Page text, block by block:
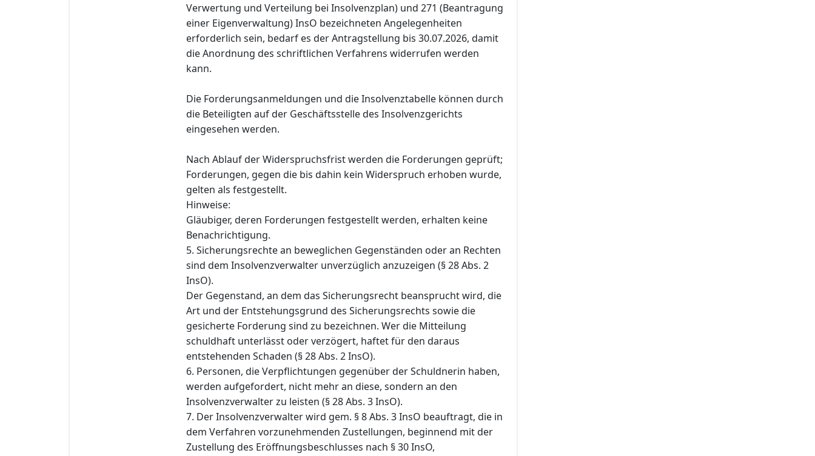
Verwertung und Verteilung bei Insolvenzplan) und 271 (Beantragung
einer Eigenverwaltung) InsO bezeichneten Angelegenheiten
erforderlich sein, bedarf es der Antragstellung bis 30.07.2026, damit
die Anordnung des schriftlichen Verfahrens widerrufen werden
kann.
Die Forderungsanmeldungen und die Insolvenztabelle können durch
die Beteiligten auf der Geschäftsstelle des Insolvenzgerichts
eingesehen werden.
Nach Ablauf der Widerspruchsfrist werden die Forderungen geprüft;
Forderungen, gegen die bis dahin kein Widerspruch erhoben wurde,
gelten als festgestellt.
Hinweise:
Gläubiger, deren Forderungen festgestellt werden, erhalten keine
Benachrichtigung.
5. Sicherungsrechte an beweglichen Gegenständen oder an Rechten
sind dem Insolvenzverwalter unverzüglich anzuzeigen (§ 28 Abs. 2
InsO).
Der Gegenstand, an dem das Sicherungsrecht beansprucht wird, die
Art und der Entstehungsgrund des Sicherungsrechts sowie die
gesicherte Forderung sind zu bezeichnen. Wer die Mitteilung
schuldhaft unterlässt oder verzögert, haftet für den daraus
entstehenden Schaden (§ 28 Abs. 2 InsO).
6. Personen, die Verpflichtungen gegenüber der Schuldnerin haben,
werden aufgefordert, nicht mehr an diese, sondern an den
Insolvenzverwalter zu leisten (§ 28 Abs. 3 InsO).
7. Der Insolvenzverwalter wird gem. § 8 Abs. 3 InsO beauftragt, die in
dem Verfahren vorzunehmenden Zustellungen, beginnend mit der
Zustellung des Eröffnungsbeschlusses nach § 30 InsO,